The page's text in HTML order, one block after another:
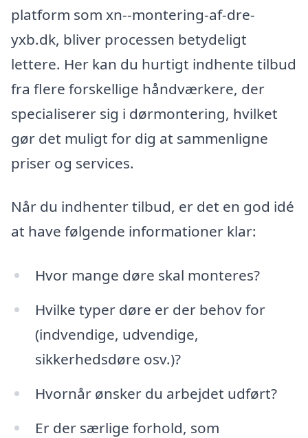
platform som xn--montering-af-dre-
yxb.dk, bliver processen betydeligt
lettere. Her kan du hurtigt indhente tilbud
fra flere forskellige håndværkere, der
specialiserer sig i dørmontering, hvilket
gør det muligt for dig at sammenligne
priser og services.
Når du indhenter tilbud, er det en god idé
at have følgende informationer klar:
Hvor mange døre skal monteres?
Hvilke typer døre er der behov for
(indvendige, udvendige,
sikkerhedsdøre osv.)?
Hvornår ønsker du arbejdet udført?
Er der særlige forhold, som